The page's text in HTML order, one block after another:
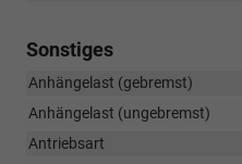
Sonstiges
Anhängelast (gebremst)
Anhängelast (ungebremst)
Antriebsart